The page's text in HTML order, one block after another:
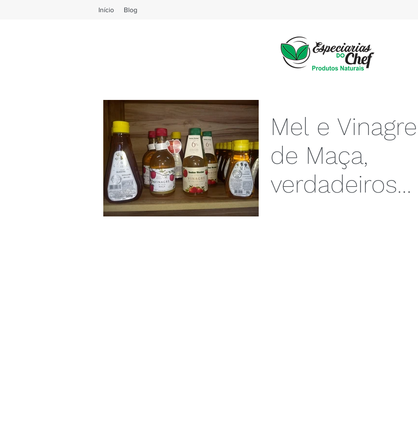
Início Blog
Mel e Vinagre
de Maça,
verdadeiros